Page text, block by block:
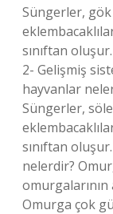
Süngerler,
sınıftan
2- Gelişmiş
hayvanlar
Süngerler,
sınıftan
nelerdir?
omurgalarının
Omurga çok